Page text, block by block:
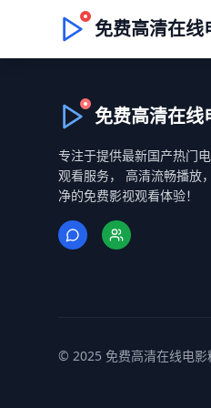
免费高清在线
免费高清在线
专注于提供最新国产热门
观看服务， 高清流畅播放
净的免费影视观看体验！
© 2025 免费高清在线电